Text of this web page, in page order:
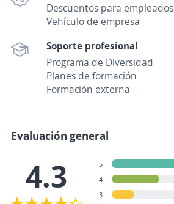
Descuentos para empleados
Vehículo de empresa
Soporte profesional
Programa de Diversidad
Planes de formación
Formación externa
Evaluación general
4.3 5
4
3